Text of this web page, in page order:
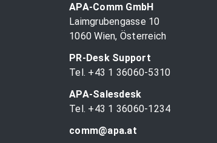
APA-Comm GmbH
Laimgrubengasse 10
1060 Wien, Österreich
PR-Desk Support
Tel. +43 1 36060-5310
APA-Salesdesk
Tel. +43 1 36060-1234
comm@apa.at